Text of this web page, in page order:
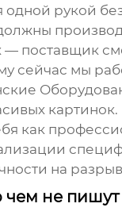
одной рукой
поставщик
сейчас мы
картинок.
как
на
не пишут